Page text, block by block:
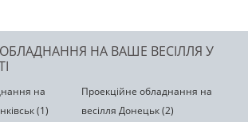
НА ВАШЕ ВЕСІЛЛЯ У
на
(1)
Проекційне обладнання на
весілля Донецьк (2)